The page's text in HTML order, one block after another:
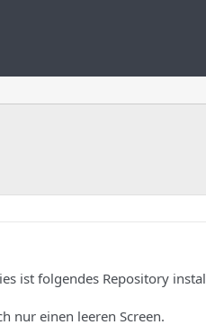
ist folgendes Repository
nur einen leeren Screen.